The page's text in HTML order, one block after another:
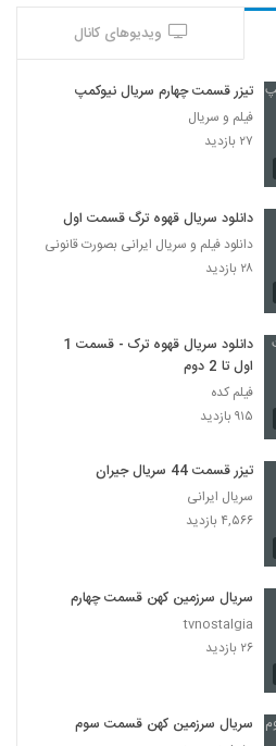
ویدیوهای کانال
تیزر قسمت چهارم سریال نیوکمپ
فیلم و سریال
۲۷ بازدید
دانلود سریال قهوه ترگ قسمت اول
دانلود فیلم و سریال ایرانی بصورت قانونی
۲۸ بازدید
دانلود سریال قهوه ترک - قسمت 1
اول تا 2 دوم
فیلم کده
۹۱۵ بازدید
تیزر قسمت 44 سریال جیران
سریال ایرانی
۴,۵۶۶ بازدید
سریال سرزمین کهن قسمت چهارم
tvnostalgia
۲۶ بازدید
سریال سرزمین کهن قسمت سوم